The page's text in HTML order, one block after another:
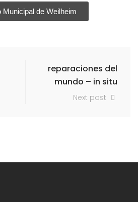
Municipal de Weilheim
reparaciones del
mundo – in situ
Next post